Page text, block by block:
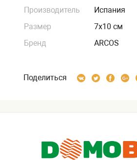
Производитель
Испания
Размер
7х10 см
Бренд
ARCOS
Поделиться